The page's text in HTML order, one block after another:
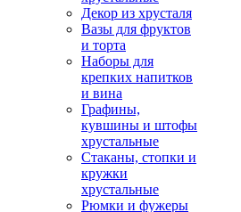
Декор из хрусталя
Вазы для фруктов
и торта
Наборы для
крепких напитков
и вина
Графины,
кувшины и штофы
хрустальные
Стаканы, стопки и
кружки
хрустальные
Рюмки и фужеры